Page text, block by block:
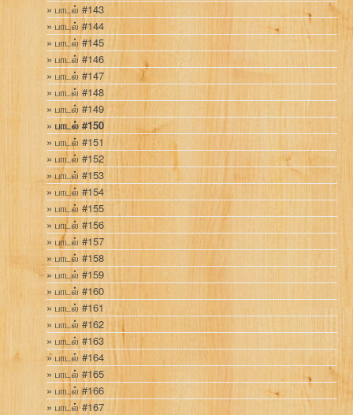
பாடல் #143
பாடல் #144
பாடல் #145
பாடல் #146
பாடல் #147
பாடல் #148
பாடல் #149
பாடல் #150
பாடல் #151
பாடல் #152
பாடல் #153
பாடல் #154
பாடல் #155
பாடல் #156
பாடல் #157
பாடல் #158
பாடல் #159
பாடல் #160
பாடல் #161
பாடல் #162
பாடல் #163
பாடல் #164
பாடல் #165
பாடல் #166
பாடல் #167